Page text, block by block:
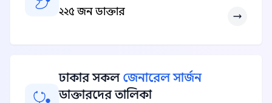
২২৫ জন ডাক্তার
ঢাকার সকল জেনারেল সার্জন
ডাক্তারদের তালিকা